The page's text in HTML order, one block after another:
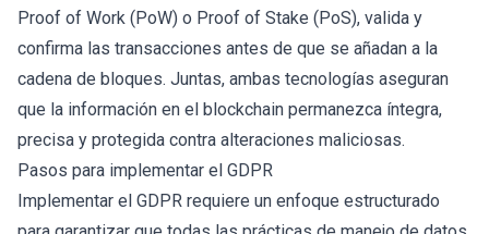
Proof of Work (PoW) o Proof of Stake (PoS), valida y
confirma las transacciones antes de que se añadan a la
cadena de bloques. Juntas, ambas tecnologías aseguran
que la información en el blockchain permanezca íntegra,
precisa y protegida contra alteraciones maliciosas.
Pasos para implementar el GDPR
Implementar el GDPR requiere un enfoque estructurado